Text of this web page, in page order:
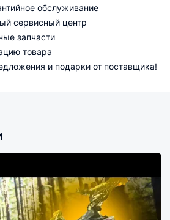
обслуживание
сервисный центр
запчасти
товара
и подарки от поставщика!